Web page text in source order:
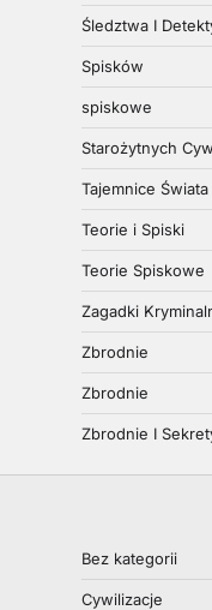
Śledztwa I
Spisków
spiskowe
Starożytnych
Tajemnice Świata
Teorie i Spiski
Teorie Spiskowe
Zagadki
Zbrodnie
Zbrodnie
Zbrodnie I
Bez kategorii
Cywilizacje